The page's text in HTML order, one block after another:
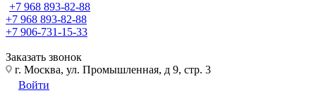
+7 968 893-82-88
+7 968 893-82-88
+7 906-731-15-33
Заказать звонок
г. Москва, ул. Промышленная, д 9, стр. 3
Войти